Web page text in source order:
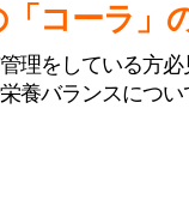
コーラ」
理をしている方
養バランスについ